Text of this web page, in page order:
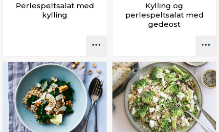
Perlespeltsalat med
kylling
Kylling og
perlespeltsalat med
gedeost